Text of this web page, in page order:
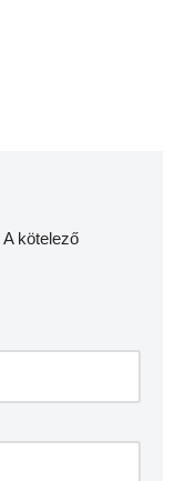
A kötelező